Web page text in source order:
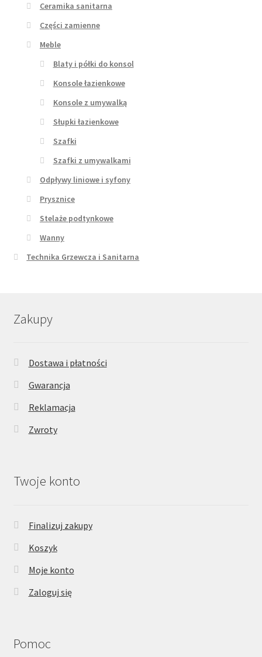
Ceramika sanitarna
Części zamienne
Meble
Blaty i półki do konsol
Konsole łazienkowe
Konsole z umywalką
Słupki łazienkowe
Szafki
Szafki z umywalkami
Odpływy liniowe i syfony
Prysznice
Stelaże podtynkowe
Wanny
Technika Grzewcza i Sanitarna
Zakupy
Dostawa i płatności
Gwarancja
Reklamacja
Zwroty
Twoje konto
Finalizuj zakupy
Koszyk
Moje konto
Zaloguj się
Pomoc